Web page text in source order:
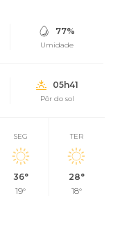
77%
Umidade
05h41
Pôr do sol
SEG
36°
19°
TER
28°
18°